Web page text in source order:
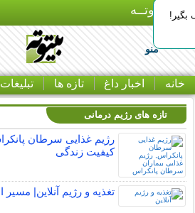
بـیتوتــه
منو
خانه اخبار داغ تازه ها
تازه های رژیم درمانی
رژیم غذایی سرطان
کیفیت زندگی
تغذیه و رژیم آنلاین|